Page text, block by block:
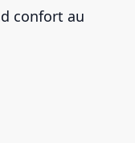
confort au